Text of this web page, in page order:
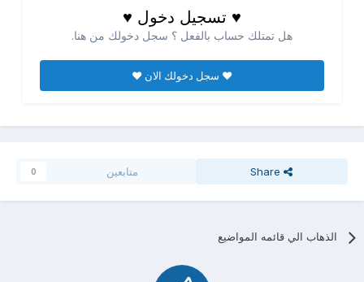
♥ تسجيل دخول ♥
هل تمتلك حساب بالفعل ؟ سجل دخولك من هنا.
♥ سجل دخولك الان ♥
Share متابعين 0
الذهاب الي قائمه المواضيع